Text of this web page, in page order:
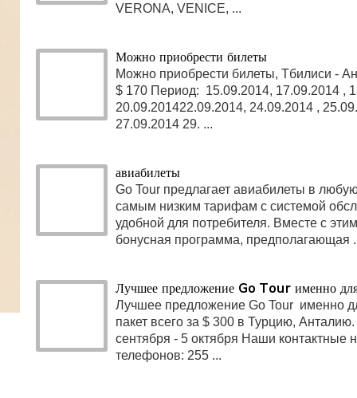
VERONA, VENICE, ...
Можно приобрести билеты
Можно приобрести билеты, Тбилиси -
$ 170 Период: 15.09.2014, 17.09.2014 ,
20.09.201422.09.2014, 24.09.2014 ,
27.09.2014 29. ...
авиабилеты
Go Tour предлагает авиабилеты в
самым низким тарифам с системой
удобной для потребителя. Вместе с
бонусная программа, предполагающая
Лучшее предложение Go Tour именно
Лучшее предложение Go Tour именно
пакет всего за $ 300 в Турцию,
сентября - 5 октября Наши контактные
телефонов: 255 ...